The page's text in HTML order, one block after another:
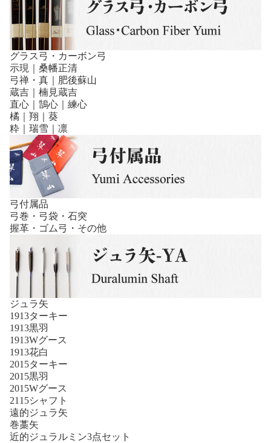
グラス弓・カーボン弓
示現｜桑幡正清
弓禅・真｜肥後蘇山
蔵吉｜楠見蔵吉
直心｜鵠心｜練心
橘｜翔｜葵
粋｜瑞雪｜凛
弓付属品
弓巻・弓袋・石突
握革・ゴム弓・その他
ジュラ矢
1913ターキー
1913黒羽
1913Wグース
1913花白
2015ターキー
2015黒羽
2015Wグース
2115シャフト
遠的ジュラ矢
巻藁矢
近的ジュラルミン3点セット